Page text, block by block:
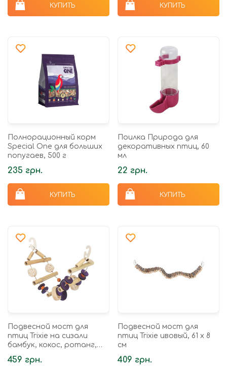
КУПИТЬ КУПИТЬ
Полнорационный корм
Speciаl One для больших
попугаев, 500 г
235 грн.
КУПИТЬ
Поилка Природа для
декоративных птиц, 60
мл
22 грн.
КУПИТЬ
Подвесной мост для
птиц Trixie на сизали
бамбук, кокос, ротанг,
дерево, 45 см.
459 грн.
Подвесной мост для
птиц Trixie ивовый, 61 х 8
см
409 грн.